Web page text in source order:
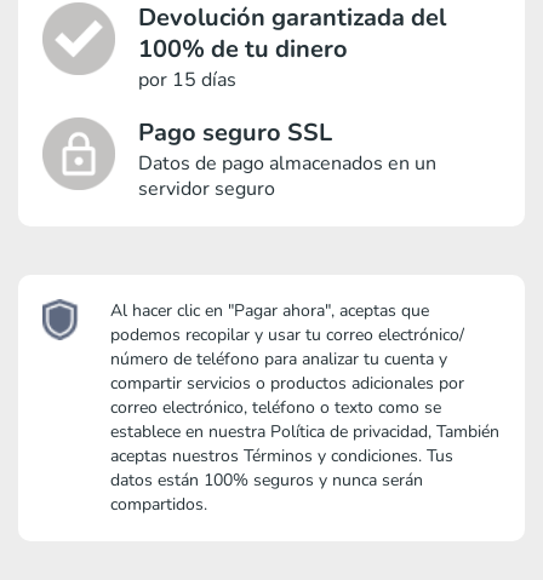
Devolución garantizada del
100% de tu dinero
por 15 días
Pago seguro SSL
Datos de pago almacenados en un
servidor seguro
Al hacer clic en "Pagar ahora", aceptas que
podemos recopilar y usar tu correo electrónico/
número de teléfono para analizar tu cuenta y
compartir servicios o productos adicionales por
correo electrónico, teléfono o texto como se
establece en nuestra Política de privacidad, También
aceptas nuestros Términos y condiciones. Tus
datos están 100% seguros y nunca serán
compartidos.